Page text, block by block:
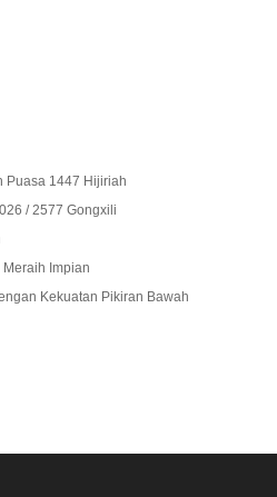
Puasa 1447 Hijiriah
/ 2577 Gongxili
Impian
Kekuatan Pikiran Bawah